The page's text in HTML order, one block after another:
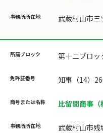
武蔵村山市
第十二ブロッ
知事（14）
比留間商事
武蔵村山市